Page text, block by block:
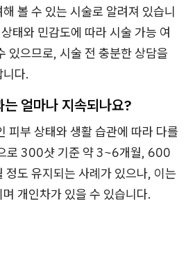
볼 수 있는 시술로 알려져 있습니
태와 민감도에 따라 시술 가능 여
있으므로, 시술 전 충분한 상담을
다.
얼마나 지속되나요?
피부 상태와 생활 습관에 따라 다를
로 300샷 기준 약 3~6개월, 600
도 유지되는 사례가 있으나, 이는
개인차가 있을 수 있습니다.